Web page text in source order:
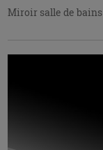
Miroir salle de bains